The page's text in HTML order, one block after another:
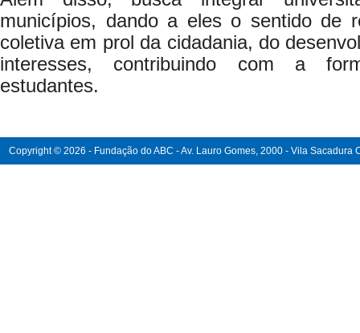
municípios, dando a eles o sentido de
coletiva em prol da cidadania, do
interesses, contribuindo com a
estudantes.
Copyright © 2026 - Fundação do ABC - Av. Lauro Gomes, 2000 - Vila